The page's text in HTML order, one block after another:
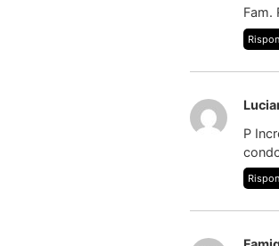
Fam.
P